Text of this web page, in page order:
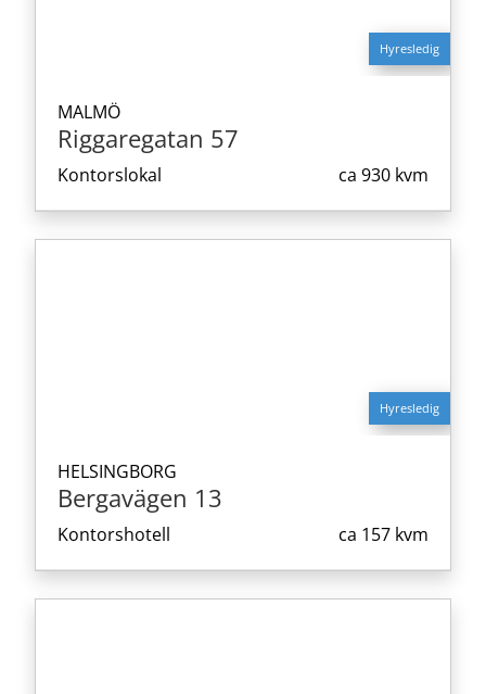
Hyresledig
MALMÖ
Riggaregatan 57
Kontorslokal ca 930 kvm
Hyresledig
HELSINGBORG
Bergavägen 13
Kontorshotell ca 157 kvm